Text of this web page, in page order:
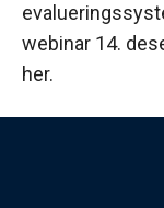
webinar 14.
her.